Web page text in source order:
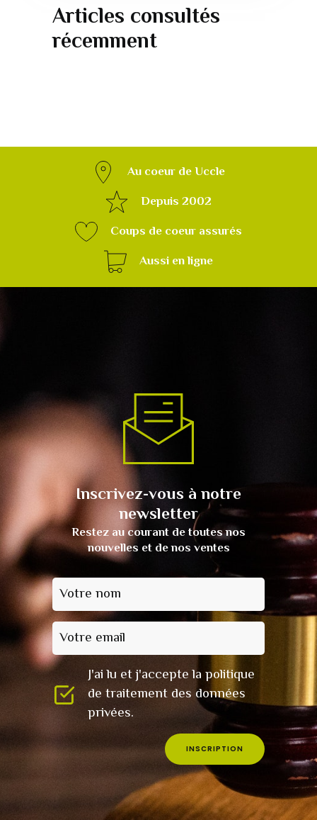
Articles consultés
récemment
Au coeur de Uccle
Depuis 2002
Coups de coeur assurés
Aussi en ligne
Inscrivez-vous à notre
newsletter
Restez au courant de toutes nos
nouvelles et de nos ventes
Votre nom
Votre email
J'ai lu et j'accepte la politique
de traitement des données
privées.
INSCRIPTION